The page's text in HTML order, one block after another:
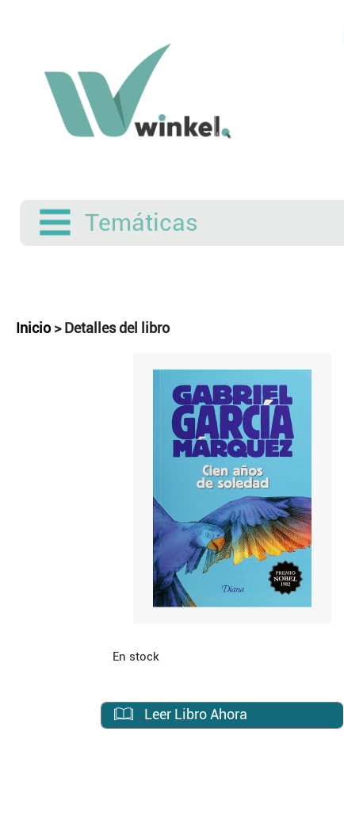
Temáticas
Inicio >Detalles del libro
En stock
Leer Libro Ahora